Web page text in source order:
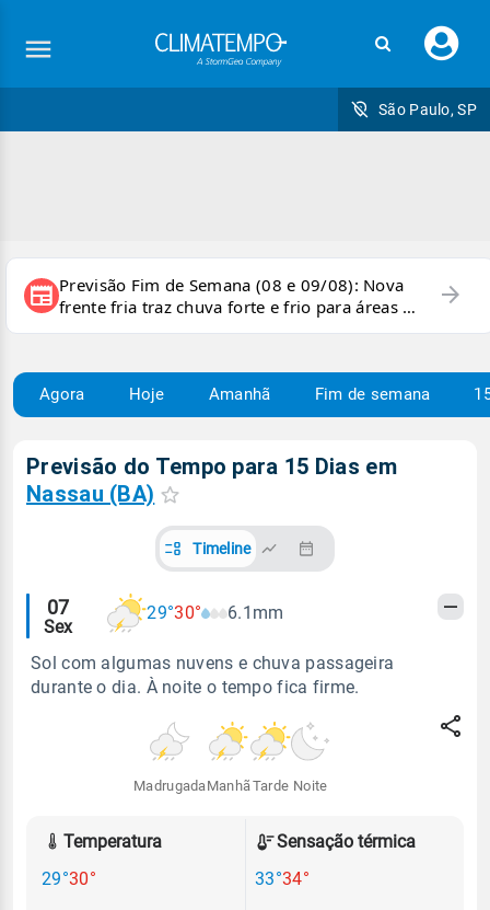
seu
São Paulo, SP
newspaper Previsão Fim de Semana (08 e 09/08): Nova
frente fria traz chuva forte e frio para áreas do
país
arrow_forward
Agora Hoje Amanhã Fim de semana
Previsão do Tempo para 15 Dias em
Nassau (BA)
Timeline
Alertas
meteorológicos
07
Sex
29°30° 6.1mm
Sol com algumas nuvens e chuva passageira
durante o dia. À noite o tempo fica firme.
Madrugada Manhã Tarde Noite
Temperatura
29°30°
Sensação térmica
33°34°